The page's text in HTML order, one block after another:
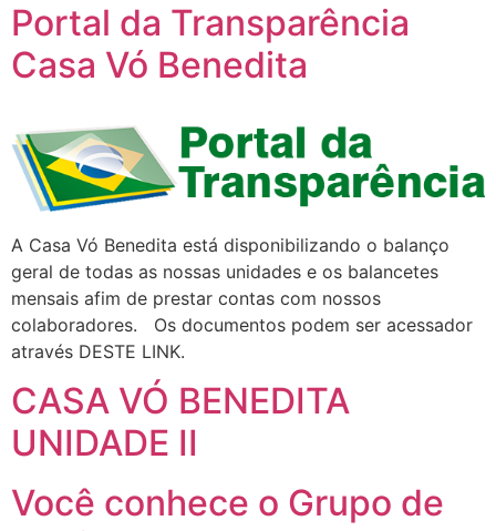
Portal da Transparência
Casa Vó Benedita
A Casa Vó Benedita está disponibilizando o balanço
geral de todas as nossas unidades e os balancetes
mensais afim de prestar contas com nossos
colaboradores. Os documentos podem ser acessador
através DESTE LINK.
CASA VÓ BENEDITA
UNIDADE II
Você conhece o Grupo de